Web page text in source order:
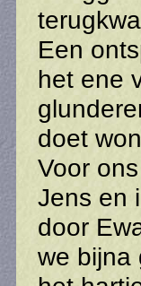
Een
het ene
doet
Voor
Jens en
door
we bijna